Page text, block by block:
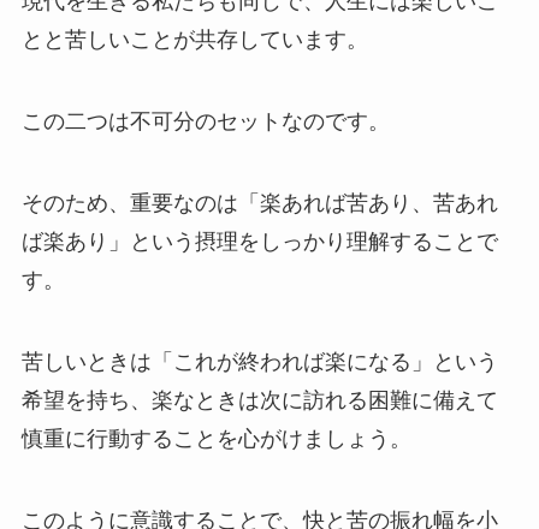
とと苦しいことが共存しています。
この二つは不可分のセットなのです。
そのため、重要なのは「楽あれば苦あり、苦あれ
ば楽あり」という摂理をしっかり理解することで
す。
苦しいときは「これが終われば楽になる」という
希望を持ち、楽なときは次に訪れる困難に備えて
慎重に行動することを心がけましょう。
このように意識することで、快と苦の振れ幅を小